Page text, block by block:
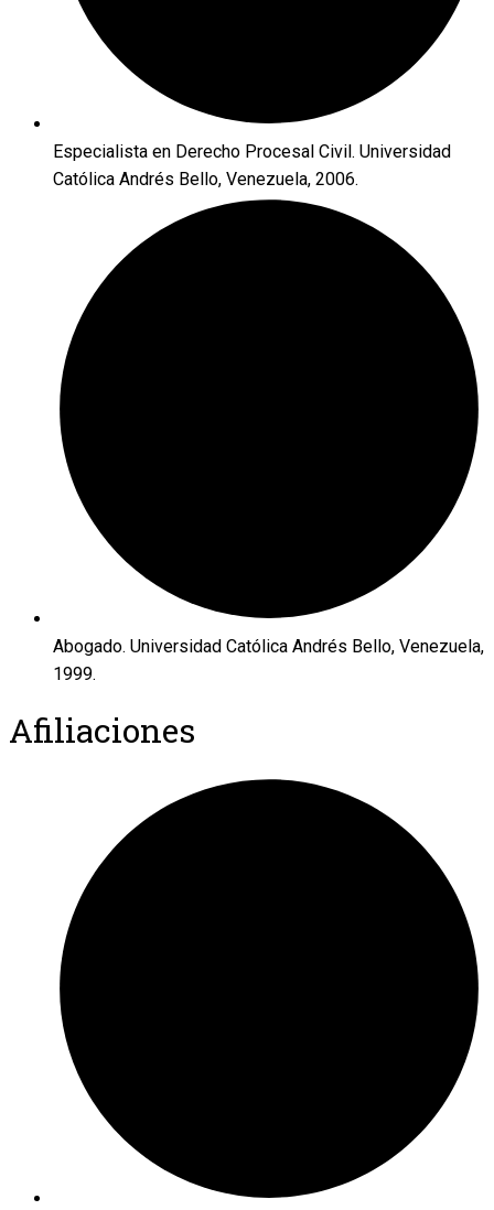
Especialista en Derecho Procesal Civil. Universidad
Católica Andrés Bello, Venezuela, 2006.
Abogado. Universidad Católica Andrés Bello, Venezuela,
1999.
Afiliaciones